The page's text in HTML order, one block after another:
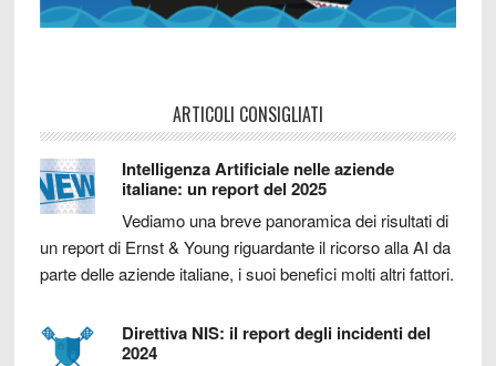
ARTICOLI CONSIGLIATI
Intelligenza Artificiale nelle aziende
italiane: un report del 2025
Vediamo una breve panoramica dei risultati di
un report di Ernst & Young riguardante il ricorso alla AI da
parte delle aziende italiane, i suoi benefici molti altri fattori.
Direttiva NIS: il report degli incidenti del
2024